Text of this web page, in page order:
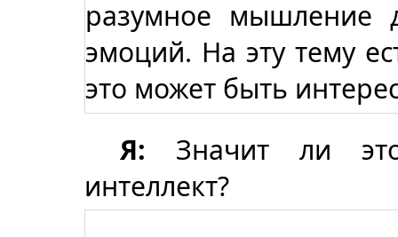
разумное мышление
эмоций. На эту тему
это может быть
Я: Значит ли
интеллект?